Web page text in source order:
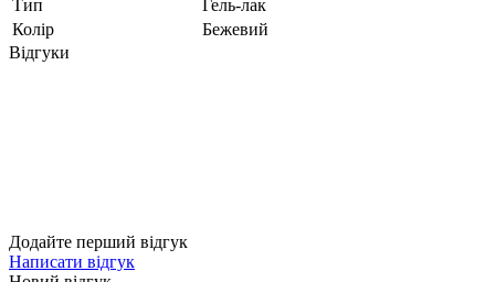
Тип
Гель-лак
Колір
Бежевий
Відгуки
Додайте перший відгук
Написати відгук